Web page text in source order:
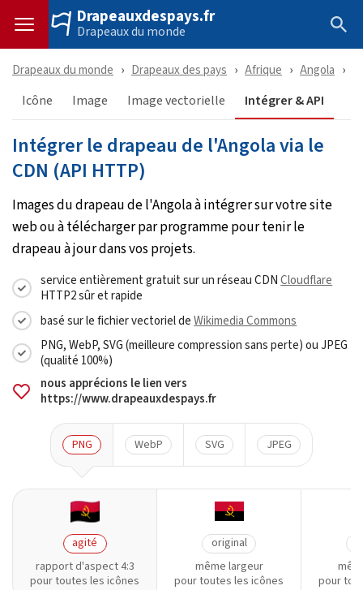
Drapeauxdespays.fr
Drapeaux du monde
Drapeaux du monde Drapeaux des pays Afrique Angola
Icône Image Image vectorielle Intégrer & API
Intégrer le drapeau de l'Angola via le
CDN (API HTTP)
Images du drapeau de l'Angola à intégrer sur votre site
web ou à télécharger par programme pour tenir le
drapeau à jour dans vos projets.
service entièrement gratuit sur un réseau CDNCloudflare
HTTP2 sûr et rapide
basé sur le fichier vectoriel deWikimedia Commons
PNG, WebP, SVG (meilleure compression sans perte) ou JPEG
(qualité 100%)
nous apprécions le lien vers
https://www.drapeauxdespays.fr
PNG WebP SVG JPEG
agité
rapport d'aspect 4:3
pour toutes les icônes
original
même largeur
pour toutes les icônes
pour